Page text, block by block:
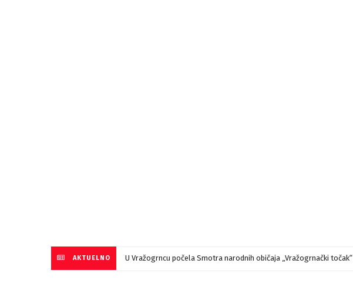
AKTUELNO U Vražogrncu počela Smotra narodnih običaja „Vražogrnački točak“